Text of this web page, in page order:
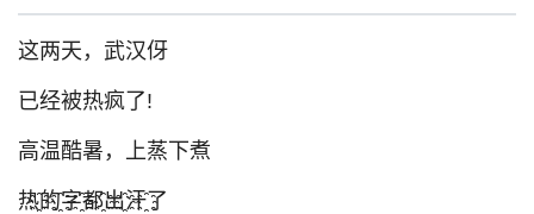
这两天，武汉伢
已经被热疯了!
高温酷暑，上蒸下煮
热҈的҈字҈都҈出҈汗҈了